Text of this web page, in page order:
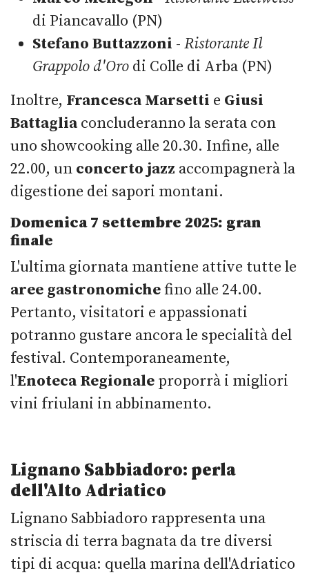
di Piancavallo (PN)
Stefano Buttazzoni - Ristorante Il
Grappolo d'Oro di Colle di Arba (PN)
Inoltre, Francesca Marsetti e Giusi
Battagliaconcluderanno la serata con
uno showcooking alle 20.30. Infine, alle
22.00, un concerto jazz accompagnerà la
digestione dei sapori montani.
Domenica 7 settembre 2025: gran
finale
L'ultima giornata mantiene attive tutte le
aree gastronomichefino alle 24.00.
Pertanto, visitatori e appassionati
potranno gustare ancora le specialità del
festival. Contemporaneamente,
l'Enoteca Regionale proporrà i migliori
vini friulani in abbinamento.
Lignano Sabbiadoro: perla
dell'Alto Adriatico
Lignano Sabbiadoro rappresenta una
striscia di terra bagnata da tre diversi
tipi di acqua: quella marina dell'Adriatico